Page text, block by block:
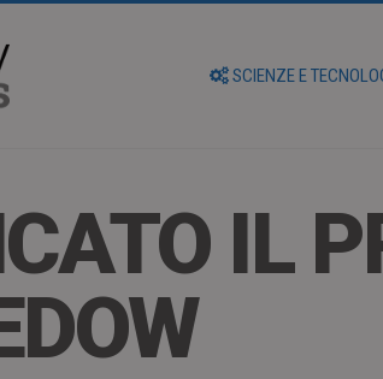
SCIENZE E
IL